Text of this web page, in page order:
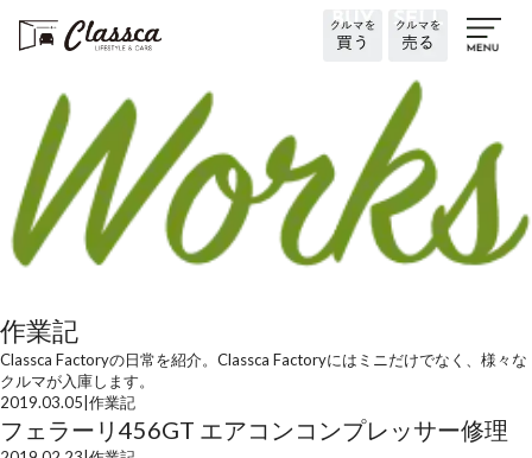
作業記
Classca Factoryの日常を紹介。Classca Factoryにはミニだけでなく、様々な
クルマが入庫します。
2019.03.05 作業記
フェラーリ456GT エアコンコンプレッサー修理